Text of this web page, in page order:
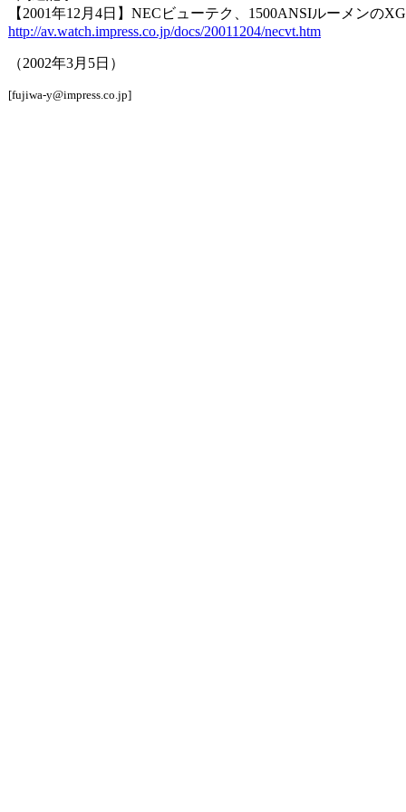
【2001年12月4日】NECビューテク、1500ANSIルーメンの
http://av.watch.impress.co.jp/docs/20011204/necvt.htm
（2002年3月5日）
[fujiwa-y@impress.co.jp]